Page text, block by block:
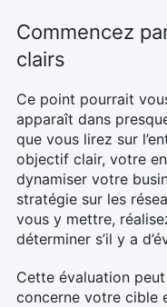
Commencez
clairs
Ce point pourrait
apparaît dans
que vous lirez sur
objectif clair, votre
dynamiser votre
stratégie sur les
vous y mettre,
déterminer s’il y a
Cette évaluation
concerne votre cible